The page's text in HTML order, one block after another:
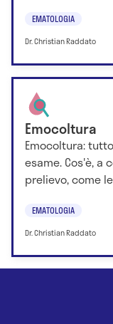
EMATOLOGIA
Dr. Christian Raddato
Emocoltura
Emocoltura:
esame. Cos'è, a
prelievo, come
EMATOLOGIA
Dr. Christian Raddato